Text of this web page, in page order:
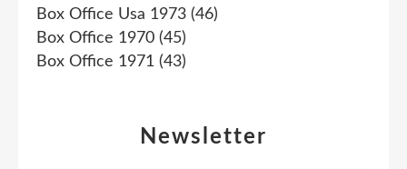
Newsletter
Box Office Usa 1973 (46)
Box Office 1970 (45)
Box Office 1971 (43)